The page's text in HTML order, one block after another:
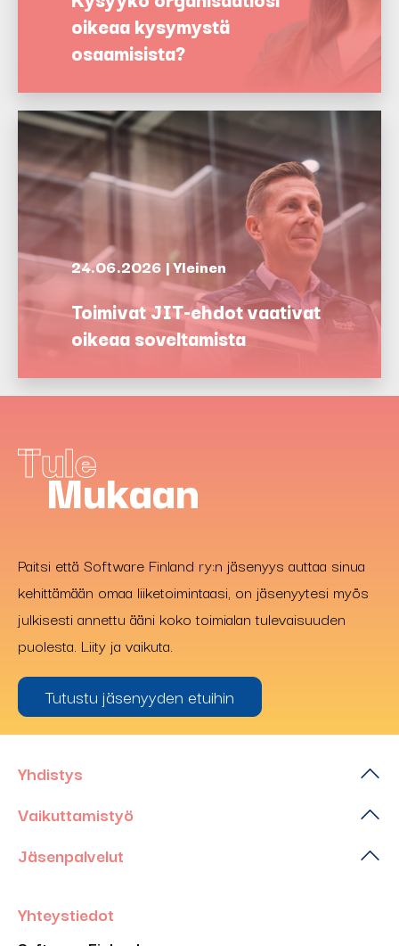
oikeaa kysymystä
osaamisista?
24.06.2026 | Yleinen
Toimivat JIT-ehdot vaativat
oikeaa soveltamista
Tule
Mukaan
Paitsi että Software Finland ry:n jäsenyys auttaa sinua
kehittämään omaa liiketoimintaasi, on jäsenyytesi myös
julkisesti annettu ääni koko toimialan tulevaisuuden
puolesta. Liity ja vaikuta.
Tutustu jäsenyyden etuihin
Yhdistys
Vaikuttamistyö
Jäsenpalvelut
Yhteystiedot